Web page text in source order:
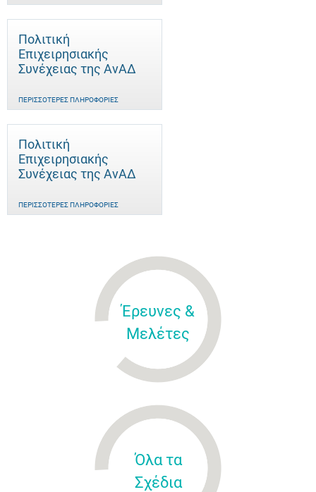
Πολιτική
Επιχειρησιακής
Συνέχειας της ΑνΑΔ
ΠΕΡΙΣΣΌΤΕΡΕΣ ΠΛΗΡΟΦΟΡΊΕΣ
Πολιτική
Επιχειρησιακής
Συνέχειας της ΑνΑΔ
ΠΕΡΙΣΣΌΤΕΡΕΣ ΠΛΗΡΟΦΟΡΊΕΣ
Έρευνες &
Μελέτες
Όλα τα
Σχέδια